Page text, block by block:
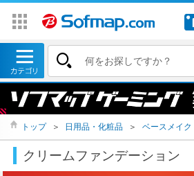
トップ ＞ 日用品・化粧品 ＞ ベースメイク
クリームファンデーション